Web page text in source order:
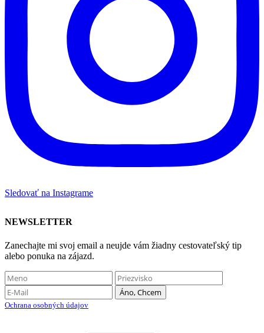
Sledovať na Instagrame
NEWSLETTER
Zanechajte mi svoj email a neujde vám žiadny cestovateľský tip
alebo ponuka na zájazd.
Ochrana osobných údajov